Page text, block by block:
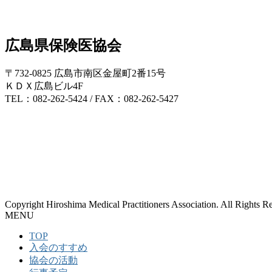
広島県保険医協会
〒732-0825 広島市南区金屋町2番15号
ＫＤＸ広島ビル4F
TEL：082-262-5424 / FAX：082-262-5427
Copyright Hiroshima Medical Practitioners Association. All Rights
MENU
TOP
入会のすすめ
協会の活動